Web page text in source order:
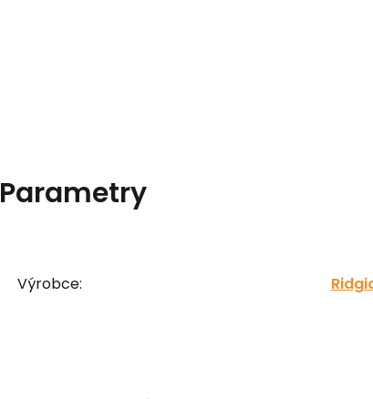
Parametry
Výrobce: